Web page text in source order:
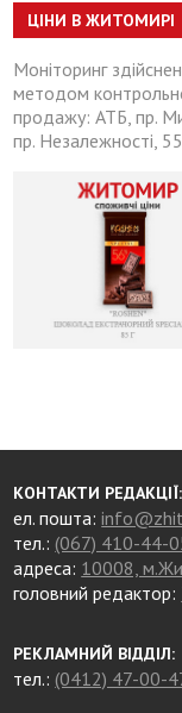
ЦІНИ В ЖИТОМИРІ
Моніторинг
методом
продажу: АТБ, пр.
пр. Незалежності,
КОНТАКТИ РЕДАКЦІЇ:
ел. пошта:
тел.: (067) 410-44-
адреса: 10008,
головний редактор:
РЕКЛАМНИЙ ВІДДІЛ:
тел.: (0412) 47-00-